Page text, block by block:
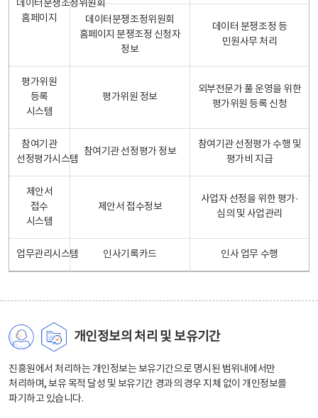
데이터분쟁조정위원회
홈페이지
데이터분쟁조정위원회
홈페이지 분쟁조정 신청자
정보
데이터 분쟁조정 등
민원사무 처리
평가위원
등록
시스템
평가위원 정보
외부전문가 풀 운영을 위한
평가위원 등록 신청
참여기관
선정평가시스템
참여기관 선정평가 정보
참여기관 선정평가 수행 및
평가비 지급
제안서
접수
시스템
제안서 접수정보
사업자 선정을 위한 평가·
심의 및 사업관리
업무관리시스템 인사기록카드 인사 업무 수행
개인정보의 처리 및 보유기간
진흥원에서 처리하는 개인정보는 보유기간으로 명시된 범위내에서만
처리하며, 보유 목적 달성 및 보유기간 경과의 경우 지체 없이 개인정보를
파기하고 있습니다.